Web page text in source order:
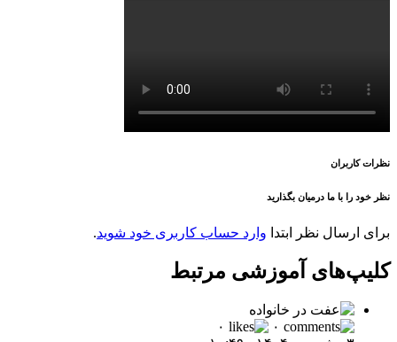
نظراتکاربران
نظر خود را با ما درمیان بگذارید
برای ارسال نظر ابتدا وارد حساب کاربری خود شوید.
کلیپ‌های آموزشی مرتبط